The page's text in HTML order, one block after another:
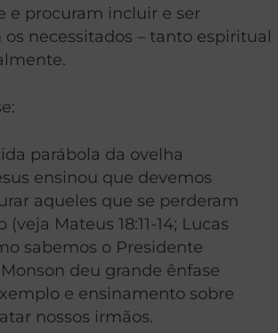
e procuram incluir e ser
necessitados – tanto espiritual
parábola da ovelha
ensinou que devemos
aqueles que se perderam
(veja Mateus 18:11-14; Lucas
sabemos o Presidente
deu grande ênfase
e ensinamento sobre
nossos irmãos.